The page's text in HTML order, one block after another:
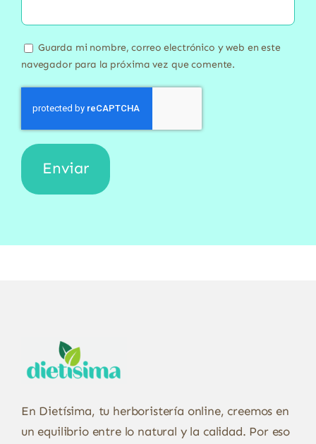
Guarda mi nombre, correo electrónico y web en este
navegador para la próxima vez que comente.
En Dietísima, tu herboristería online, creemos en
un equilibrio entre lo natural y la calidad. Por eso